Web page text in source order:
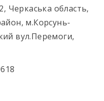
Черкаська область,
м.Корсунь-
вул.Перемоги,